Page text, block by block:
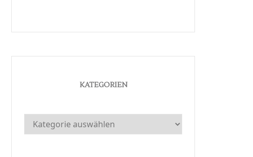
KATEGORIEN
Kategorien